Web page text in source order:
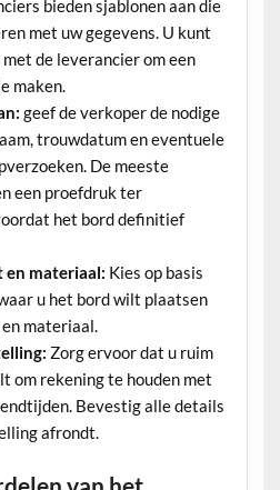
bieden sjablonen aan die
met uw gegevens. U kunt
de leverancier om een
maken.
geef de verkoper de nodige
trouwdatum en eventuele
De meeste
een proefdruk ter
het bord definitief
en materiaal: Kies op basis
u het bord wilt plaatsen
materiaal.
Zorg ervoor dat u ruim
om rekening te houden met
Bevestig alle details
afrondt.